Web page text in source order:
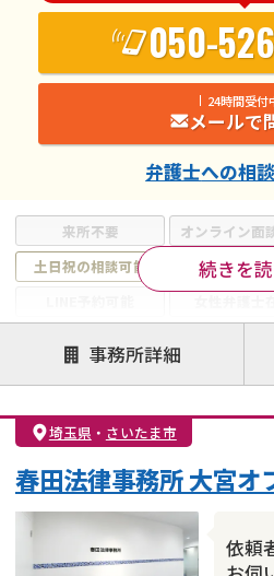
来所不要 オンライン面
土日祝の相談可能
19時以降電話
注力案件
離婚前相談
離婚調停
親権・面会交流権
DV
不貞・不倫慰謝料請求
財産分与
内縁の夫
続きを
050-
24時間受付
メールで
弁護士への相
事務所詳細
埼玉県 ・ さいたま市
依頼
春田法律事務所 大宮オ